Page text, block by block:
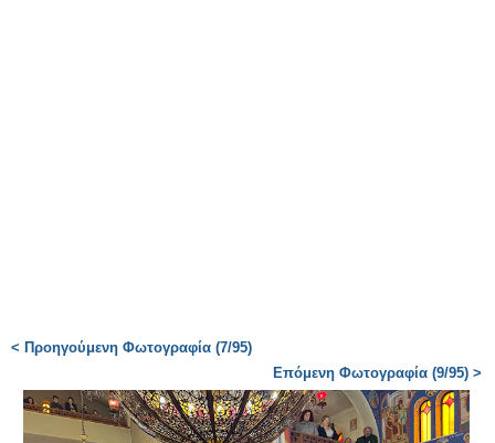
< Προηγούμενη Φωτογραφία (7/95)
Επόμενη Φωτογραφία (9/95) >